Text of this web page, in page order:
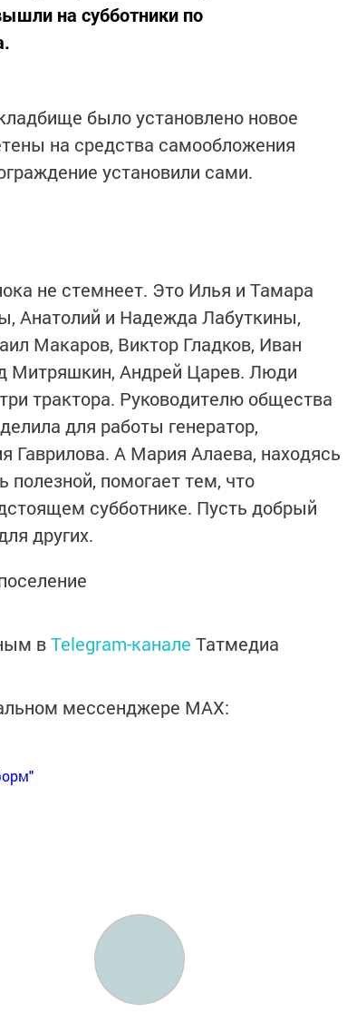
на субботники по
было установлено новое
на средства самообложения
установили сами.
не стемнеет. Это Илья и Тамара
Анатолий и Надежда Лабуткины,
Макаров, Виктор Гладков, Иван
Митряшкин, Андрей Царев. Люди
трактора. Руководителю общества
для работы генератор,
Гаврилова. А Мария Алаева, находясь
полезной, помогает тем, что
субботнике. Пусть добрый
других.
вTelegram-канале Татмедиа
мессенджере MАХ: